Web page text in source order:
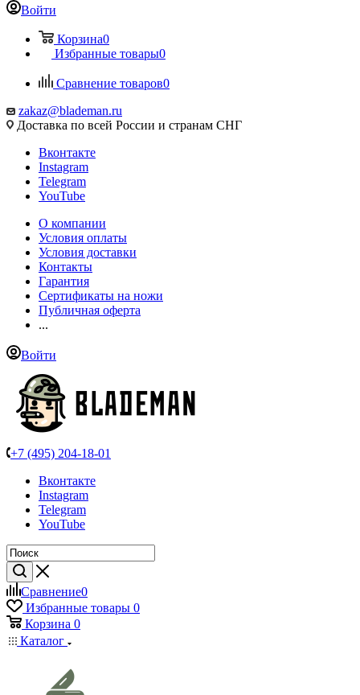
Войти
Корзина0
Избранные товары0
Сравнение товаров0
zakaz@blademan.ru
Доставка по всей России и странам СНГ
Вконтакте
Instagram
Telegram
YouTube
О компании
Условия оплаты
Условия доставки
Контакты
Гарантия
Сертификаты на ножи
Публичная оферта
...
Войти
+7 (495) 204-18-01
Вконтакте
Instagram
Telegram
YouTube
Сравнение0
Избранные товары 0
Корзина 0
Каталог